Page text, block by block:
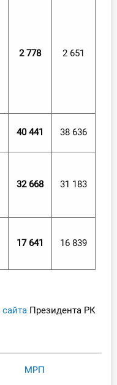
2 778 2 651
40 441 38 636
32 668 31 183
17 641 16 839
сайта Президента РК
МРП